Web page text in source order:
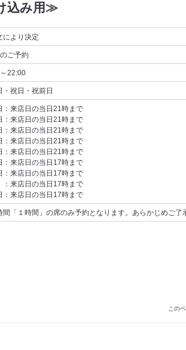
込み用≫
により決定
のご予約
22:00
・祝日・祝前日
：来店日の当日21時まで
：来店日の当日21時まで
：来店日の当日21時まで
：来店日の当日21時まで
：来店日の当日21時まで
：来店日の当日17時まで
：来店日の当日17時まで
来店日の当日17時まで
：来店日の当日17時まで
間「１時間」の席のみ予約となります。あらかじめご了
この